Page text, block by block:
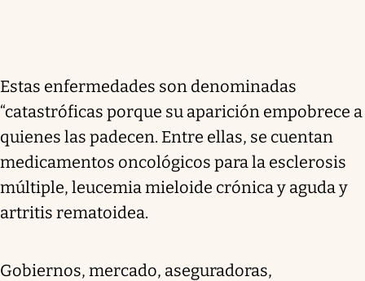
Estas enfermedades son denominadas
“catastróficas porque su aparición empobrece a
quienes las padecen. Entre ellas, se cuentan
medicamentos oncológicos para la esclerosis
múltiple, leucemia mieloide crónica y aguda y
artritis rematoidea.
Gobiernos, mercado, aseguradoras,